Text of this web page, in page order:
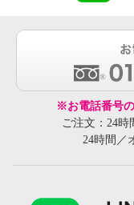
※お電話番号
ご注文：24時
24時間／